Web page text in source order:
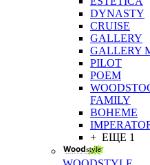
DYNASTY
CRUISE
GALLERY
GALLERY
PILOT
POEM
FAMILY
BOHEME
+ ЕЩЕ 1